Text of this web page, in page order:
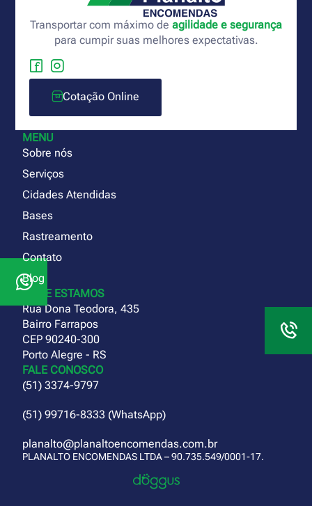
Transportar com máximo de agilidade e segurança
para cumpir suas melhores expectativas.
Cotação Online
MENU
Sobre nós
Serviços
Cidades Atendidas
Bases
Rastreamento
Contato
Blog
ONDE ESTAMOS
Rua Dona Teodora, 435
Bairro Farrapos
CEP 90240-300
Porto Alegre - RS
FALE CONOSCO
(51) 3374-9797
(51) 99716-8333 (WhatsApp)
planalto@planaltoencomendas.com.br
PLANALTO ENCOMENDAS LTDA – 90.735.549/0001-17.